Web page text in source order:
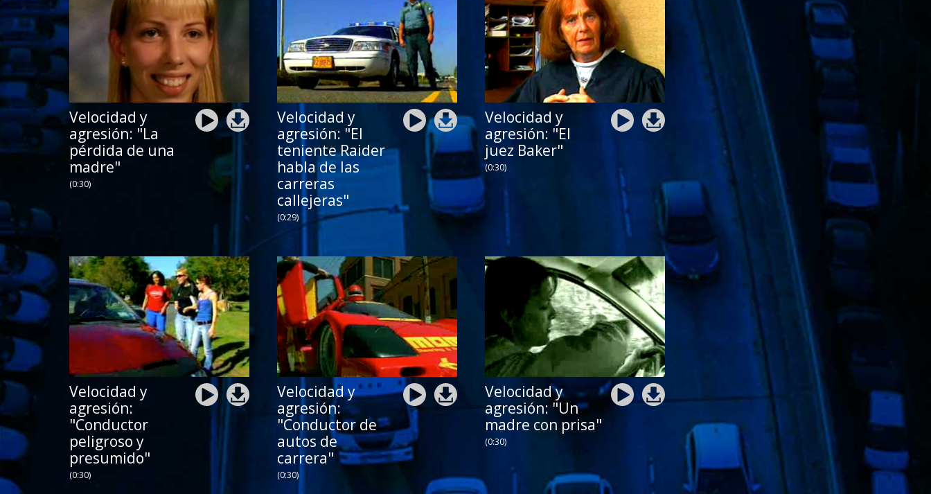
Velocidad y
agresión: "La
pérdida de una
madre"
(0:30)
Velocidad y
agresión: "El
teniente Raider
habla de las
carreras
callejeras"
(0:29)
Velocidad y
agresión: "El
juez Baker"
(0:30)
Velocidad y
agresión:
"Conductor
peligroso y
presumido"
(0:30)
Velocidad y
agresión:
"Conductor de
autos de
carrera"
(0:30)
Velocidad y
agresión: "Un
madre con prisa"
(0:30)